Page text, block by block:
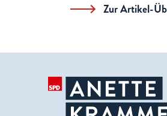
Zur Artikel-